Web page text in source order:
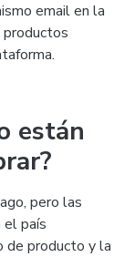
email en la
productos
están
pero las
el país
de producto y la